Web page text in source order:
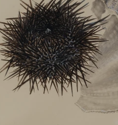
#GEÇMİŞTEBUGÜN XXY
SINIRSIZ ZİYARETLER